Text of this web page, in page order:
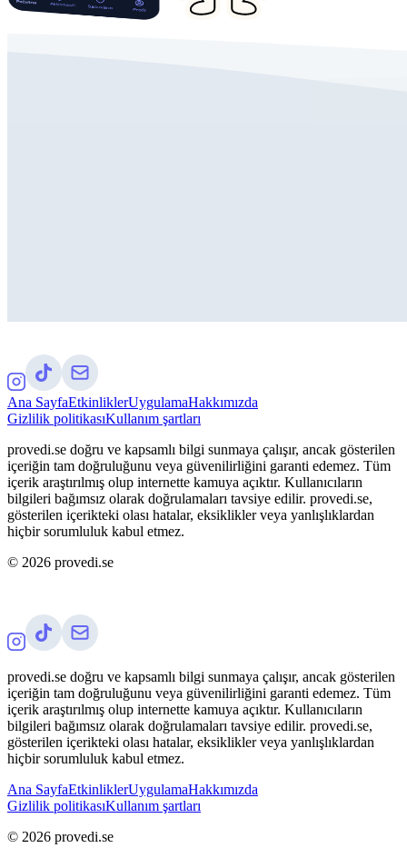
Ana SayfaEtkinliklerUygulamaHakkımızda
Gizlilik politikasıKullanım şartları
provedi.se doğru ve kapsamlı bilgi sunmaya çalışır, ancak gösterilen
içeriğin tam doğruluğunu veya güvenilirliğini garanti edemez. Tüm
içerik araştırılmış olup internette kamuya açıktır. Kullanıcıların
bilgileri bağımsız olarak doğrulamaları tavsiye edilir. provedi.se,
gösterilen içerikteki olası hatalar, eksiklikler veya yanlışlıklardan
hiçbir sorumluluk kabul etmez.
© 2026 provedi.se
provedi.se doğru ve kapsamlı bilgi sunmaya çalışır, ancak gösterilen
içeriğin tam doğruluğunu veya güvenilirliğini garanti edemez. Tüm
içerik araştırılmış olup internette kamuya açıktır. Kullanıcıların
bilgileri bağımsız olarak doğrulamaları tavsiye edilir. provedi.se,
gösterilen içerikteki olası hatalar, eksiklikler veya yanlışlıklardan
hiçbir sorumluluk kabul etmez.
Ana SayfaEtkinliklerUygulamaHakkımızda
Gizlilik politikasıKullanım şartları
© 2026 provedi.se